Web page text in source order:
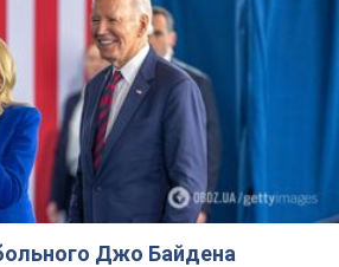
Джо Байдена